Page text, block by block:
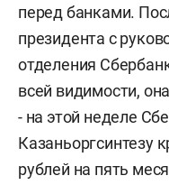
перед банками.
президента с
отделения
всей видимости,
- на этой неделе
Казаньоргсинтезу
рублей на пять